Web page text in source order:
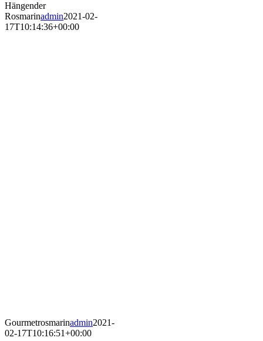
Hängender
Rosmarinadmin2021-02-
17T10:14:36+00:00
Gourmetrosmarinadmin2021-
02-17T10:16:51+00:00